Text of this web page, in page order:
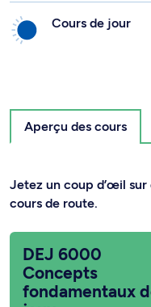
Cours de jour
Aperçu des cours
Jetez un coup d’œil sur
cours de route.
DEJ 6000
Concepts
fondamentaux